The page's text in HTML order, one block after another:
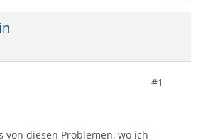
#1
diesen Problemen, wo ich